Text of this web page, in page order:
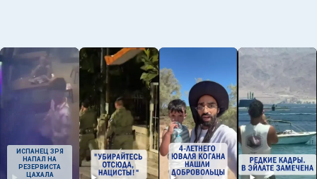
ИСПАНЕЦ ЗРЯ
НАПАЛ НА
РЕЗЕРВИСТА
ЦАХАЛА